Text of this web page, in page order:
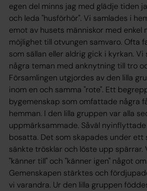
egen del minns jag med glädje tiden
och leda "husförhör". Vi samlades i
emot av husets människor med enkel
möjlighet till otvungen samvaro. Ofta
som sällan eller aldrig gick i kyrkan.
några teman med anknytning till tro
Församlingen utgjordes av den lilla
inom en och samma "rote". Ett
bygemenskap som omfattade några
hemman. I den lilla gruppen var alla
uppmärksammade. Såväl
bosatta. Det som skapades under ett
sänkte trösklar och löste upp spärrar.
"känner till" och "känner igen" något
Gemenskapen stärktes och
vi varandra. Ur den lilla gruppen